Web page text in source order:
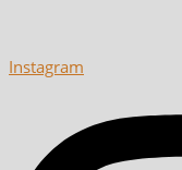
Instagram